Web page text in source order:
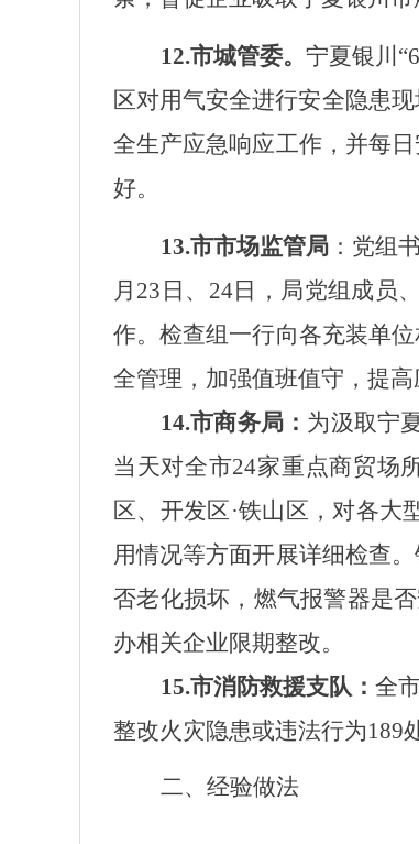
12.市城管委。宁夏银川
区对用气安全进行安全隐患
全生产应急响应工作，并每
好。
13.市市场监管局 ：党组
月23日、24日，局党组成员
作。检查组一行向各充装单
全管理，加强值班值守，提
14.市商务局 ： 为汲取宁
当天对全市24家重点商贸场
区、开发区·铁山区，对各
用情况等方面开展详细检查
否老化损坏，燃气报警器是
办相关企业限期整改。
15.市消防救援支队： 全
整改火灾隐患或违法行为189
二、经验做法